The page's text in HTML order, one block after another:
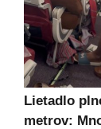
Lietadlo
metrov: